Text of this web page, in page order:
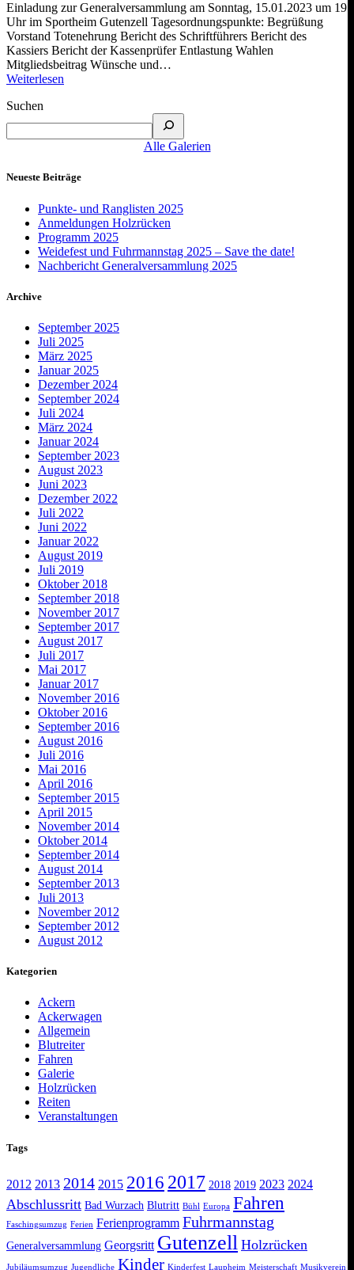
Einladung zur Generalversammlung am Sonntag, 15.01.2023 um 19
Uhr im Sportheim Gutenzell Tagesordnungspunkte: Begrüßung
Vorstand Totenehrung Bericht des Schriftführers Bericht des
Kassiers Bericht der Kassenprüfer Entlastung Wahlen
Mitgliedsbeitrag Wünsche und…
Weiterlesen
Suchen
Alle Galerien
Neueste Beiträge
Punkte- und Ranglisten 2025
Anmeldungen Holzrücken
Programm 2025
Weidefest und Fuhrmannstag 2025 – Save the date!
Nachbericht Generalversammlung 2025
Archive
September 2025
Juli 2025
März 2025
Januar 2025
Dezember 2024
September 2024
Juli 2024
März 2024
Januar 2024
September 2023
August 2023
Juni 2023
Dezember 2022
Juli 2022
Juni 2022
Januar 2022
August 2019
Juli 2019
Oktober 2018
September 2018
November 2017
September 2017
August 2017
Juli 2017
Mai 2017
Januar 2017
November 2016
Oktober 2016
September 2016
August 2016
Juli 2016
Mai 2016
April 2016
September 2015
April 2015
November 2014
Oktober 2014
September 2014
August 2014
September 2013
Juli 2013
November 2012
September 2012
August 2012
Kategorien
Ackern
Ackerwagen
Allgemein
Blutreiter
Fahren
Galerie
Holzrücken
Reiten
Veranstaltungen
Tags
2012 2013 2014 2015 2016 2017 2018 2019 2023 2024
Abschlussritt Bad Wurzach Blutritt Bühl Europa Fahren
Faschingsumzug Ferien Ferienprogramm Fuhrmannstag
Generalversammlung Georgsritt Gutenzell Holzrücken
Jubiläumsumzug Jugendliche Kinder Kinderfest Laupheim Meisterschaft Musikverein